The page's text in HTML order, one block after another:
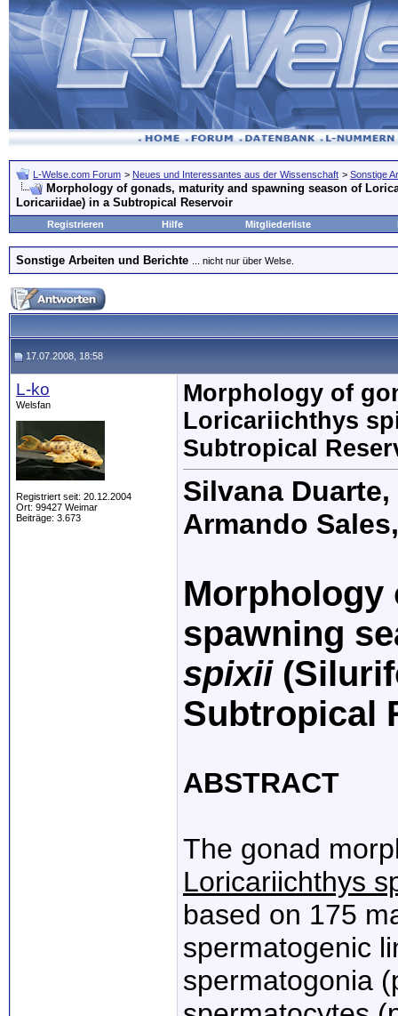
L-Welse.com Forum > Neues und Interessantes aus der Wissenschaft > Sonstige
Morphology of gonads, maturity and spawning season of
Loricariidae) in a Subtropical Reservoir
Registrieren Hilfe Mitgliederliste
Sonstige Arbeiten und Berichte ... nicht nur über Welse.
17.07.2008, 18:58
L-ko
Welsfan
Registriert seit: 20.12.2004
Ort: 99427 Weimar
Beiträge: 3.673
Morphology of
Loricariichthys
Subtropical
Silvana
Armando
Morphology
spawning
spixii
Subtropical
ABSTRACT
The gonad
Loricariichthys
based on 175
spermatogenic
spermatogonia